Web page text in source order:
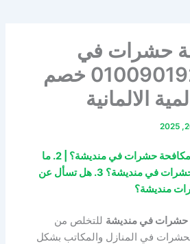
حشرات في
منديشة 01009019245 خصم
1. لماذا تحتاج إلى شركة مكافحة حشرات في منديشة؟ | 2. ما
ضرورة شركة مكافحة الحشرات في منديشة؟ 3. هل تسأل عن
منديشة؟
حشرات في منديشة للتخلص من
في المنازل والمكاتب بشكل